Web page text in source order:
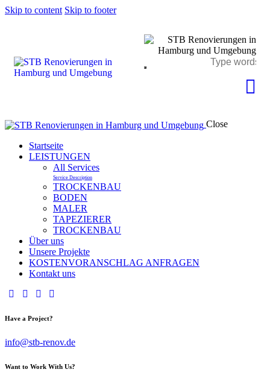
Skip to content Skip to footer
Close
Startseite
LEISTUNGEN
All Services
Service Description
TROCKENBAU
BODEN
MALER
TAPEZIERER
TROCKENBAU
Über uns
Unsere Projekte
KOSTENVORANSCHLAG ANFRAGEN
Kontakt uns
Have a Project?
info@stb-renov.de
Want to Work With Us?